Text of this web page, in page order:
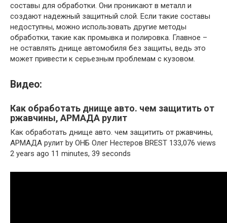
составы для обработки. Они проникают в металл и
создают надежный защитный слой. Если такие составы
недоступны, можно использовать другие методы
обработки, такие как промывка и полировка. Главное –
не оставлять днище автомобиля без защиты, ведь это
может привести к серьезным проблемам с кузовом.
Видео:
Как обработать днище авто. чем защитить от
ржавчины, АРМАДА рулит
Как обработать днище авто. чем защитить от ржавчины,
АРМАДА рулит by ОНБ Олег Нестеров BREST 133,076 views
2 years ago 11 minutes, 39 seconds